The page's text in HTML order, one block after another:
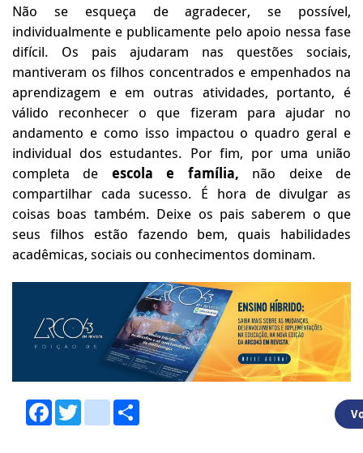
Não se esqueça de agradecer, se possível,
individualmente e publicamente pelo apoio nessa fase
difícil. Os pais ajudaram nas questões sociais,
mantiveram os filhos concentrados e empenhados na
aprendizagem e em outras atividades, portanto, é
válido reconhecer o que fizeram para ajudar no
andamento e como isso impactou o quadro geral e
individual dos estudantes. Por fim, por uma união
completa de escola e família, não deixe de
compartilhar cada sucesso. É hora de divulgar as
coisas boas também. Deixe os pais saberem o que
seus filhos estão fazendo bem, quais habilidades
acadêmicas, sociais ou conhecimentos dominam.
FacebookTwitteryoutube